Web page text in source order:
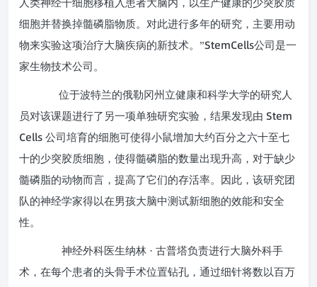
人类神经干细胞移植入患者大脑内，以生产健康的少突胶质
细胞并替换掉髓磷脂物质。对此进行多年的研究，主要用动
物来实验这项治疗大脑疾病的新技术。”StemCells公司是一
家生物技术公司。
位于波特兰的俄勒冈州立健康和科学大学的研究人
员对该课题进行了另一项单独研究实验，结果发现由 Stem
Cells 公司培育的细胞可使得小鼠增加大约百分之六十至七
十的少突胶质细胞，使得髓磷脂的数量出现升高，对于缺少
髓磷脂的动物而言，提高了它们的存活率。因此，该研究团
队的神经学家得以在男孩大脑中测试新细胞的效能和安全
性。
神经外科医生纳林 · 古普塔负责进行大脑外科手
术，在每个患者的头骨手术位置钻孔，通过细针将数以百万